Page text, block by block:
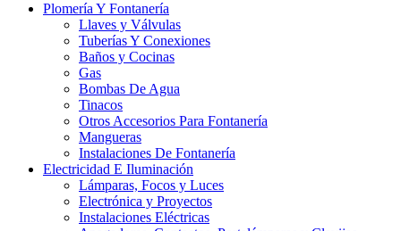
Plomería Y Fontanería
Llaves y Válvulas
Tuberías Y Conexiones
Baños y Cocinas
Gas
Bombas De Agua
Tinacos
Otros Accesorios Para Fontanería
Mangueras
Instalaciones De Fontanería
Electricidad E Iluminación
Lámparas, Focos y Luces
Electrónica y Proyectos
Instalaciones Eléctricas